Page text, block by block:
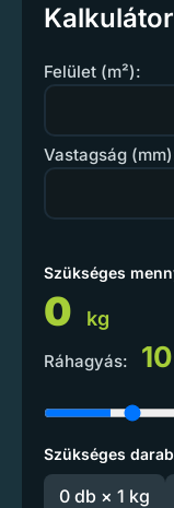
Kalkulátor
Felület (m²):
Vastagság
Szükséges
0 kg
Ráhagyás:
Szükséges
0 db × 1 kg